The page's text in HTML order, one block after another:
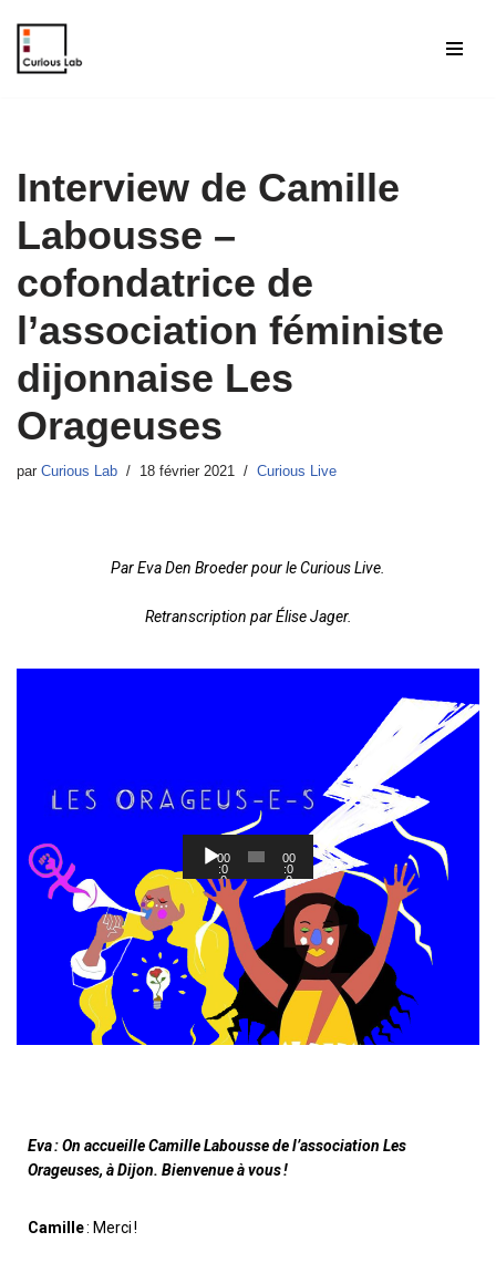
Aller
Interview de Camille
Labousse –
cofondatrice de
l’association féministe
dijonnaise Les
Orageuses
par Curious Lab 18 février 2021 Curious Live
Par Eva Den Broeder pour le Curious Live.
Retranscription par Élise Jager.
e
t
e
u
r
00
:0
0
00
:0
0
Eva : On accueille Camille Labousse de l’association Les
Orageuses, à Dijon. Bienvenue à vous !
Camille: Merci!